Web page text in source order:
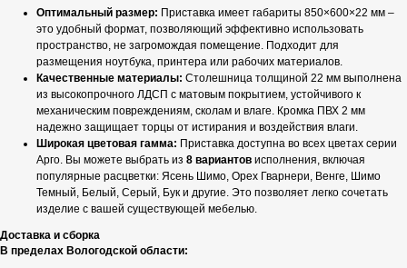
Оптимальный размер: Приставка имеет габариты 850×600×22 мм –
это удобный формат, позволяющий эффективно использовать
пространство, не загромождая помещение. Подходит для
размещения ноутбука, принтера или рабочих материалов.
Качественные материалы: Столешница толщиной 22 мм выполнена
из высокопрочного ЛДСП с матовым покрытием, устойчивого к
механическим повреждениям, сколам и влаге. Кромка ПВХ 2 мм
надежно защищает торцы от истирания и воздействия влаги.
Широкая цветовая гамма: Приставка доступна во всех цветах серии
Арго. Вы можете выбрать из 8 вариантов исполнения, включая
популярные расцветки: Ясень Шимо, Орех Гварнери, Венге, Шимо
Темный, Белый, Серый, Бук и другие. Это позволяет легко сочетать
изделие с вашей существующей мебелью.
Доставка и сборка
В пределах Вологодской области: